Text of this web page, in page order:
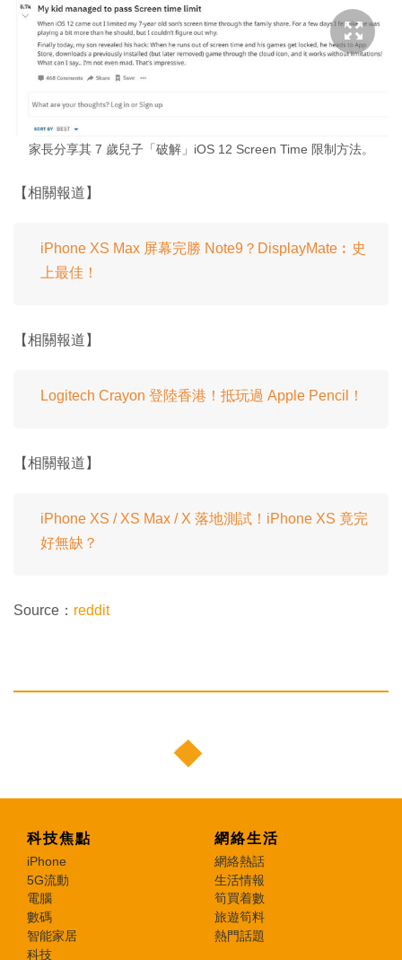
家長分享其 7 歲兒子「破解」iOS 12 Screen Time 限制方法。
【相關報道】
iPhone XS Max 屏幕完勝 Note9？DisplayMate︰史
上最佳！
【相關報道】
Logitech Crayon 登陸香港！抵玩過 Apple Pencil！
【相關報道】
iPhone XS / XS Max / X 落地測試！iPhone XS 竟完
好無缺？
Source： reddit
科技焦點
iPhone
5G流動
電腦
數碼
智能家居
科技
網絡生活
網絡熱話
生活情報
筍買着數
旅遊筍料
熱門話題